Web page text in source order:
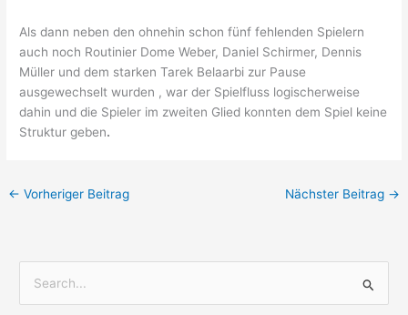
Als dann neben den ohnehin schon fünf fehlenden Spielern
auch noch Routinier Dome Weber, Daniel Schirmer, Dennis
Müller und dem starken Tarek Belaarbi zur Pause
ausgewechselt wurden , war der Spielfluss logischerweise
dahin und die Spieler im zweiten Glied konnten dem Spiel keine
Struktur geben.
← Vorheriger Beitrag Nächster Beitrag →